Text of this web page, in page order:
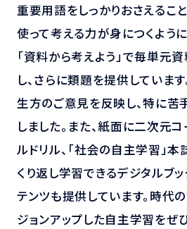
重要用語をしっかりおさえるこ
使って考える力が身につくよう
「資料から考えよう」で毎単元
し、さらに類題を提供していま
生方のご意見を反映し、特に
しました。また、紙面に二次元
ルドリル、「社会の自主学習」
くり返し学習できるデジタルブ
テンツも提供しています。時代
ジョンアップした自主学習をぜ